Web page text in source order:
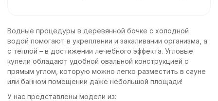
Водные процедуры в деревянной бочке с холодной
водой помогают в укреплении и закаливании организма, а
с теплой – в достижении лечебного эффекта. Угловые
купели обладают удобной овальной конструкцией с
прямым углом, которую можно легко разместить в сауне
или банном помещении даже небольшой площади!
У нас представлены модели из: